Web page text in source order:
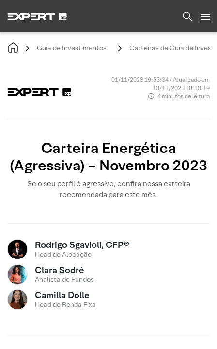
Guia de Investimentos Carteiras de Guia de
01/11/2023 19:53:34 • Atualizado em
13/11/2023 18:13:19
4 minutos de leitura
Carteira Energética
(Agressiva) – Novembro 2023
Se o seu perfil é agressivo, confira nossa carteira
recomendada para este mês.
Rodrigo Sgavioli, CFP®
Head de Alocação
Clara Sodré
Analista de Fundos
Camilla Dolle
Head de Renda Fixa